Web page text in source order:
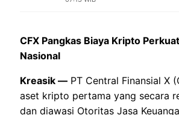
CFX Pangkas Biaya Kripto
Nasional
Kreasik — PT Central Finansial X
aset kripto pertama yang secara
dan diawasi Otoritas Jasa